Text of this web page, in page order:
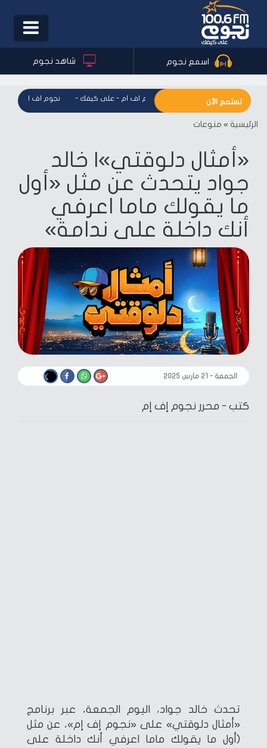
Toggle
اسمع نجوم شاهد نجوم
تستمع الآن - نجوم اف ام - على كيفك نجوم اف ام - على
الرئيسية » منوعات
«أمثال دلوقتي»| خالد
جواد يتحدث عن مثل «أول
ما يقولك ماما اعرفي
أنك داخلة على ندامة»
الجمعة - ٢١ مارس ٢٠٢٥
كتب - محرر نجوم إف إم
تحدث خالد جواد، اليوم الجمعة، عبر برنامج
«أمثال دلوقتي» على «نجوم إف إم»، عن مثل
(أول ما يقولك ماما اعرفي أنك داخلة على